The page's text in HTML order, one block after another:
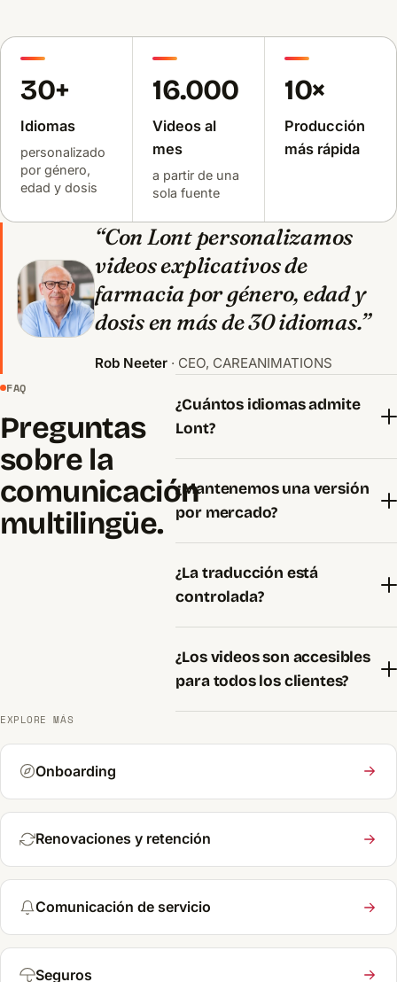
30+
Idiomas
personalizado
por género,
edad y dosis
16.000
Videos al
mes
a partir de una
sola fuente
10×
Producción
más rápida
“Con Lont personalizamos
videos explicativos de
farmacia por género, edad y
dosis en más de 30 idiomas.”
Rob Neeter · CEO, CAREANIMATIONS
FAQ
Preguntas
sobre la
comunicación
multilingüe.
¿Cuántos idiomas admite
Lont?
¿Mantenemos una versión
por mercado?
¿La traducción está
controlada?
¿Los videos son accesibles
para todos los clientes?
EXPLORE MÁS
Onboarding
Renovaciones y retención
Comunicación de servicio
Seguros